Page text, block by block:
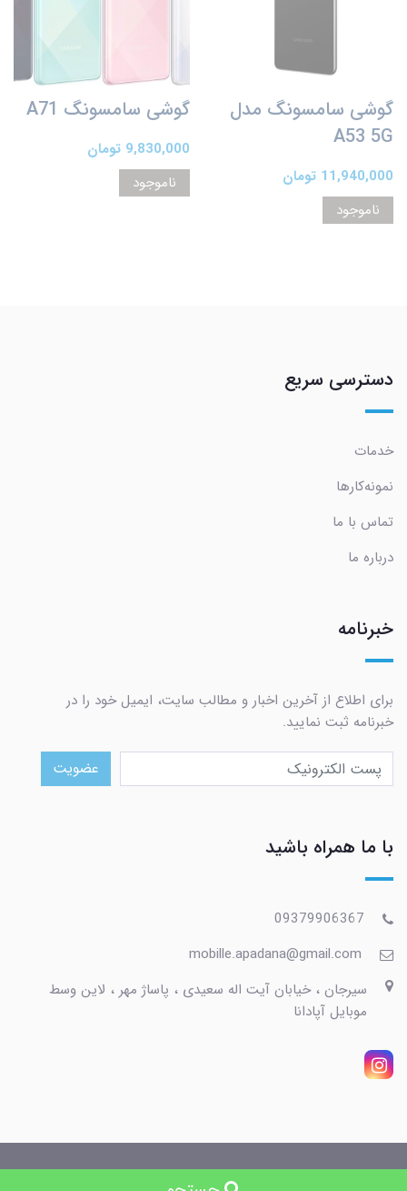
گوشی سامسونگ مدل
A53 5G
11,940,000 تومان
ناموجود
گوشی سامسونگ A71
9,830,000 تومان
ناموجود
دسترسی سریع
خدمات
نمونه‌کارها
تماس با ما
درباره ما
خبرنامه
برای اطلاع از آخرین اخبار و مطالب سایت، ایمیل خود را در
خبرنامه ثبت نمایید.
عضویت
با ما همراه باشید
09379906367
mobille.apadana@gmail.com
سیرجان ، خیابان آیت اله سعیدی ، پاساژ مهر ، لاین وسط
موبایل آپادانا
ساخت سایت توسطPortal